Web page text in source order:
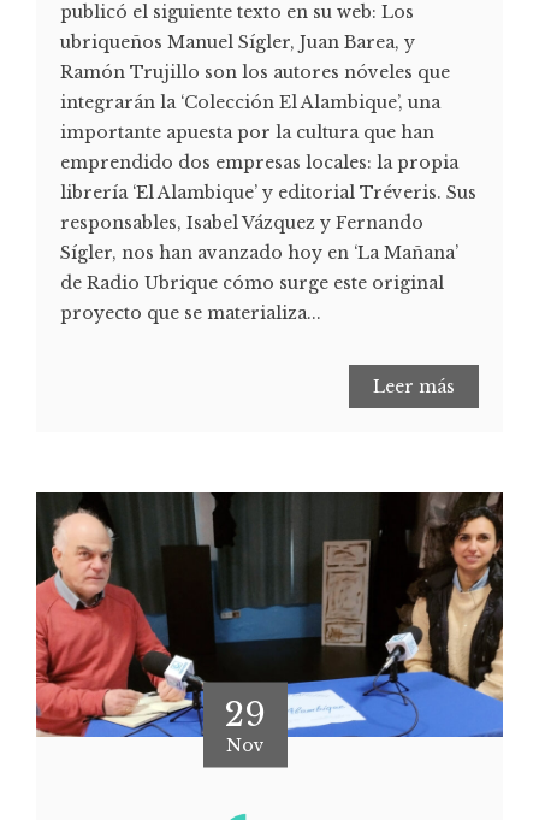
publicó el siguiente texto en su web: Los
ubriqueños Manuel Sígler, Juan Barea, y
Ramón Trujillo son los autores nóveles que
integrarán la ‘Colección El Alambique’, una
importante apuesta por la cultura que han
emprendido dos empresas locales: la propia
librería ‘El Alambique’ y editorial Tréveris. Sus
responsables, Isabel Vázquez y Fernando
Sígler, nos han avanzado hoy en ‘La Mañana’
de Radio Ubrique cómo surge este original
proyecto que se materializa...
Leer más
29
Nov